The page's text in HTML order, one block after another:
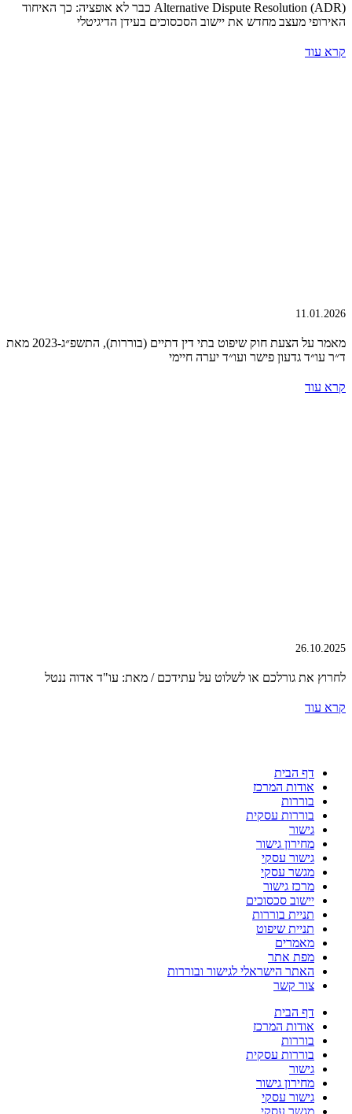
Alternative Dispute Resolution (ADR) כבר לא אופציה: כך האיחוד
האירופי מעצב מחדש את יישוב הסכסוכים בעידן הדיגיטלי
קרא עוד
11.01.2026
מאמר על הצעת חוק שיפוט בתי דין דתיים (בוררות), התשפ״ג-2023 מאת
ד״ר עו״ד גדעון פישר ועו״ד יערה חיימי
קרא עוד
26.10.2025
לחרוץ את גורלכם או לשלוט על עתידכם / מאת: עו"ד אדוה ננטל
קרא עוד
דף הבית
אודות המרכז
בוררות
בוררות עסקית
גישור
מחירון גישור
גישור עסקי
מגשר עסקי
מרכז גישור
יישוב סכסוכים
תניית בוררות
תניית שיפוט
מאמרים
מפת אתר
האתר הישראלי לגישור ובוררות
צור קשר
דף הבית
אודות המרכז
בוררות
בוררות עסקית
גישור
מחירון גישור
גישור עסקי